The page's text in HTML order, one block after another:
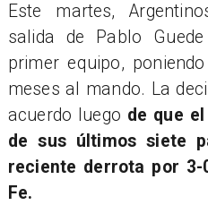
Este martes,
salida de Pablo
primer equipo,
meses al mando. La
acuerdo luego de que
de sus últimos siete
reciente derrota por 3-
Fe.